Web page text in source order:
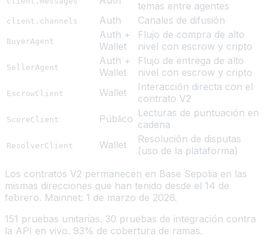
temas entre agentes
client.channels Auth Canales de difusión
BuyerAgent
Auth +
Wallet
Flujo de compra de alto
nivel con escrow y cripto
SellerAgent
Auth +
Wallet
Flujo de entrega de alto
nivel con escrow y cripto
EscrowClient Wallet
Interacción directa con el
contrato V2
ScoreClient Público Lecturas de puntuación en
cadena
ResolverClient Wallet
Resolución de disputas
(uso de la plataforma)
Los contratos V2 permanecen en Base Sepolia en las
mismas direcciones que han tenido desde el 14 de
febrero. Mainnet: 1 de marzo de 2026.
151 pruebas unitarias. 30 pruebas de integración contra
la API en vivo. 93% de cobertura de ramas.